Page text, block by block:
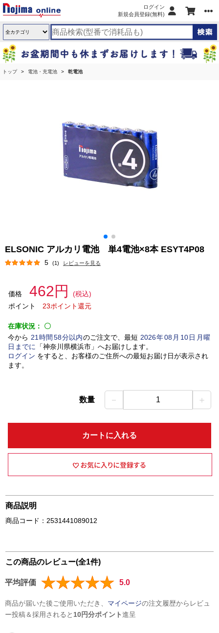
ログイン
新規会員登録(無料)
トップ 電池・充電池 乾電池
ELSONIC アルカリ電池 単4電池×8本 ESYT4P08
5 (1) レビューを見る
価格 462円
(税込)
ポイント
23ポイント還元
在庫状況： 〇
今から 21 時間 58分以内のご注文で、最短 2026年08 月 10日月曜
日 までに 「神奈川県横浜市」 へお届けします。
ログイン をすると、お客様のご住所への最短お届け日が表示され
ます。
数量 － 1 ＋
カートに入れる
商品説明
商品コード：2531441089012
この商品のレビュー(全1件)
平均評価 5.0
商品が届いた後ご使用いただき、 マイページの注文履歴からレビュ
ー投稿＆採用されると 10円分ポイント進呈